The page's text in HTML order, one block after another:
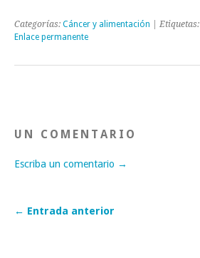
Categorías: Cáncer y alimentación | Etiquetas:
Enlace permanente
UN COMENTARIO
Escriba un comentario →
← Entrada anterior